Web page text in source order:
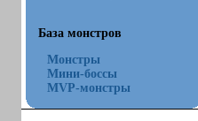
База монстров
Монстры
Мини-боссы
MVP-монстры